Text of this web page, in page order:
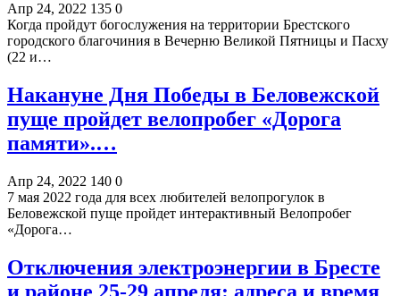
Апр 24, 2022 135 0
Когда пройдут богослужения на территории Брестского
городского благочиния в Вечерню Великой Пятницы и Пасху
(22 и…
Накануне Дня Победы в Беловежской
пуще пройдет велопробег «Дорога
памяти».…
Апр 24, 2022 140 0
7 мая 2022 года для всех любителей велопрогулок в
Беловежской пуще пройдет интерактивный Велопробег
«Дорога…
Отключения электроэнергии в Бресте